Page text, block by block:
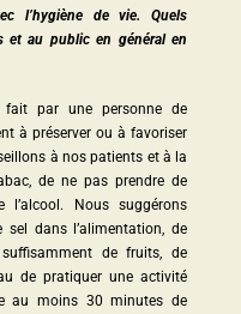
l’hygiène de vie. Quels
et au public en général en
fait par une personne de
à préserver ou à favoriser
à nos patients et à la
de ne pas prendre de
l’alcool. Nous suggérons
dans l’alimentation, de
de fruits, de
de pratiquer une activité
au moins 30 minutes de